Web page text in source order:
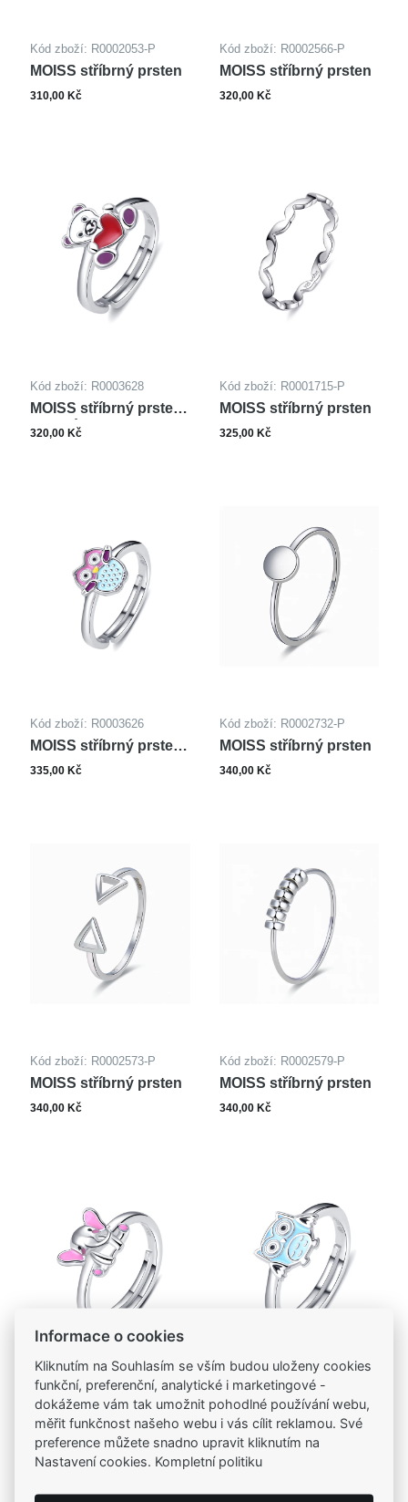
Kód zboží: R0002053-P
MOISS stříbrný prsten
310,00 Kč
Kód zboží: R0002566-P
MOISS stříbrný prsten
320,00 Kč
Kód zboží: R0003628
MOISS stříbrný prsten
MEDVÍDEK
320,00 Kč
Kód zboží: R0001715-P
MOISS stříbrný prsten
325,00 Kč
Kód zboží: R0003626
MOISS stříbrný prsten
SOVA
335,00 Kč
Kód zboží: R0002732-P
MOISS stříbrný prsten
340,00 Kč
Kód zboží: R0002573-P
MOISS stříbrný prsten
340,00 Kč
Kód zboží: R0002579-P
MOISS stříbrný prsten
340,00 Kč
Kód zboží: R0003632
MOISS stříbrný prsten
SLON
340,00 Kč
Kód zboží: R0003631
MOISS stříbrný prsten
SOVIČKA
345,00 Kč
Informace o cookies
Kliknutím na Souhlasím se vším budou uloženy cookies
funkční, preferenční, analytické i marketingové -
dokážeme vám tak umožnit pohodlné používání webu,
měřit funkčnost našeho webu i vás cílit reklamou. Své
preference můžete snadno upravit kliknutím na
Nastavení cookies. Kompletní politiku